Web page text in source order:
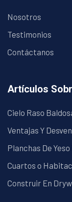
Nosotros
Testimonios
Contáctanos
Artículos
Cielo Raso
Ventajas Y
Planchas De
Cuartos o
Construir En